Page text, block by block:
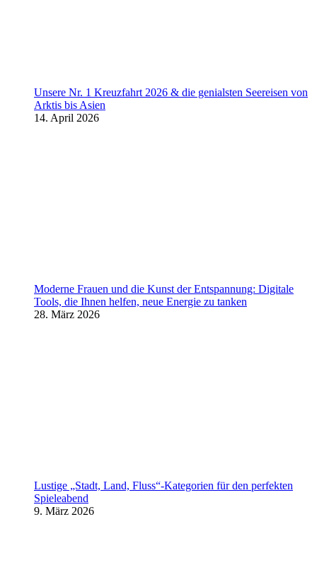
Unsere Nr. 1 Kreuzfahrt 2026 & die genialsten Seereisen von
Arktis bis Asien
14. April 2026
Moderne Frauen und die Kunst der Entspannung: Digitale
Tools, die Ihnen helfen, neue Energie zu tanken
28. März 2026
Lustige „Stadt, Land, Fluss“-Kategorien für den perfekten
Spieleabend
9. März 2026